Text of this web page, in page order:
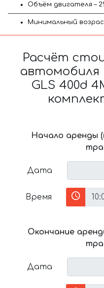
Объём двигателя –
Минимальный
Расчёт
автомобиля
GLS 400d
Начало аренды
Дата
Время
Окончание
Дата